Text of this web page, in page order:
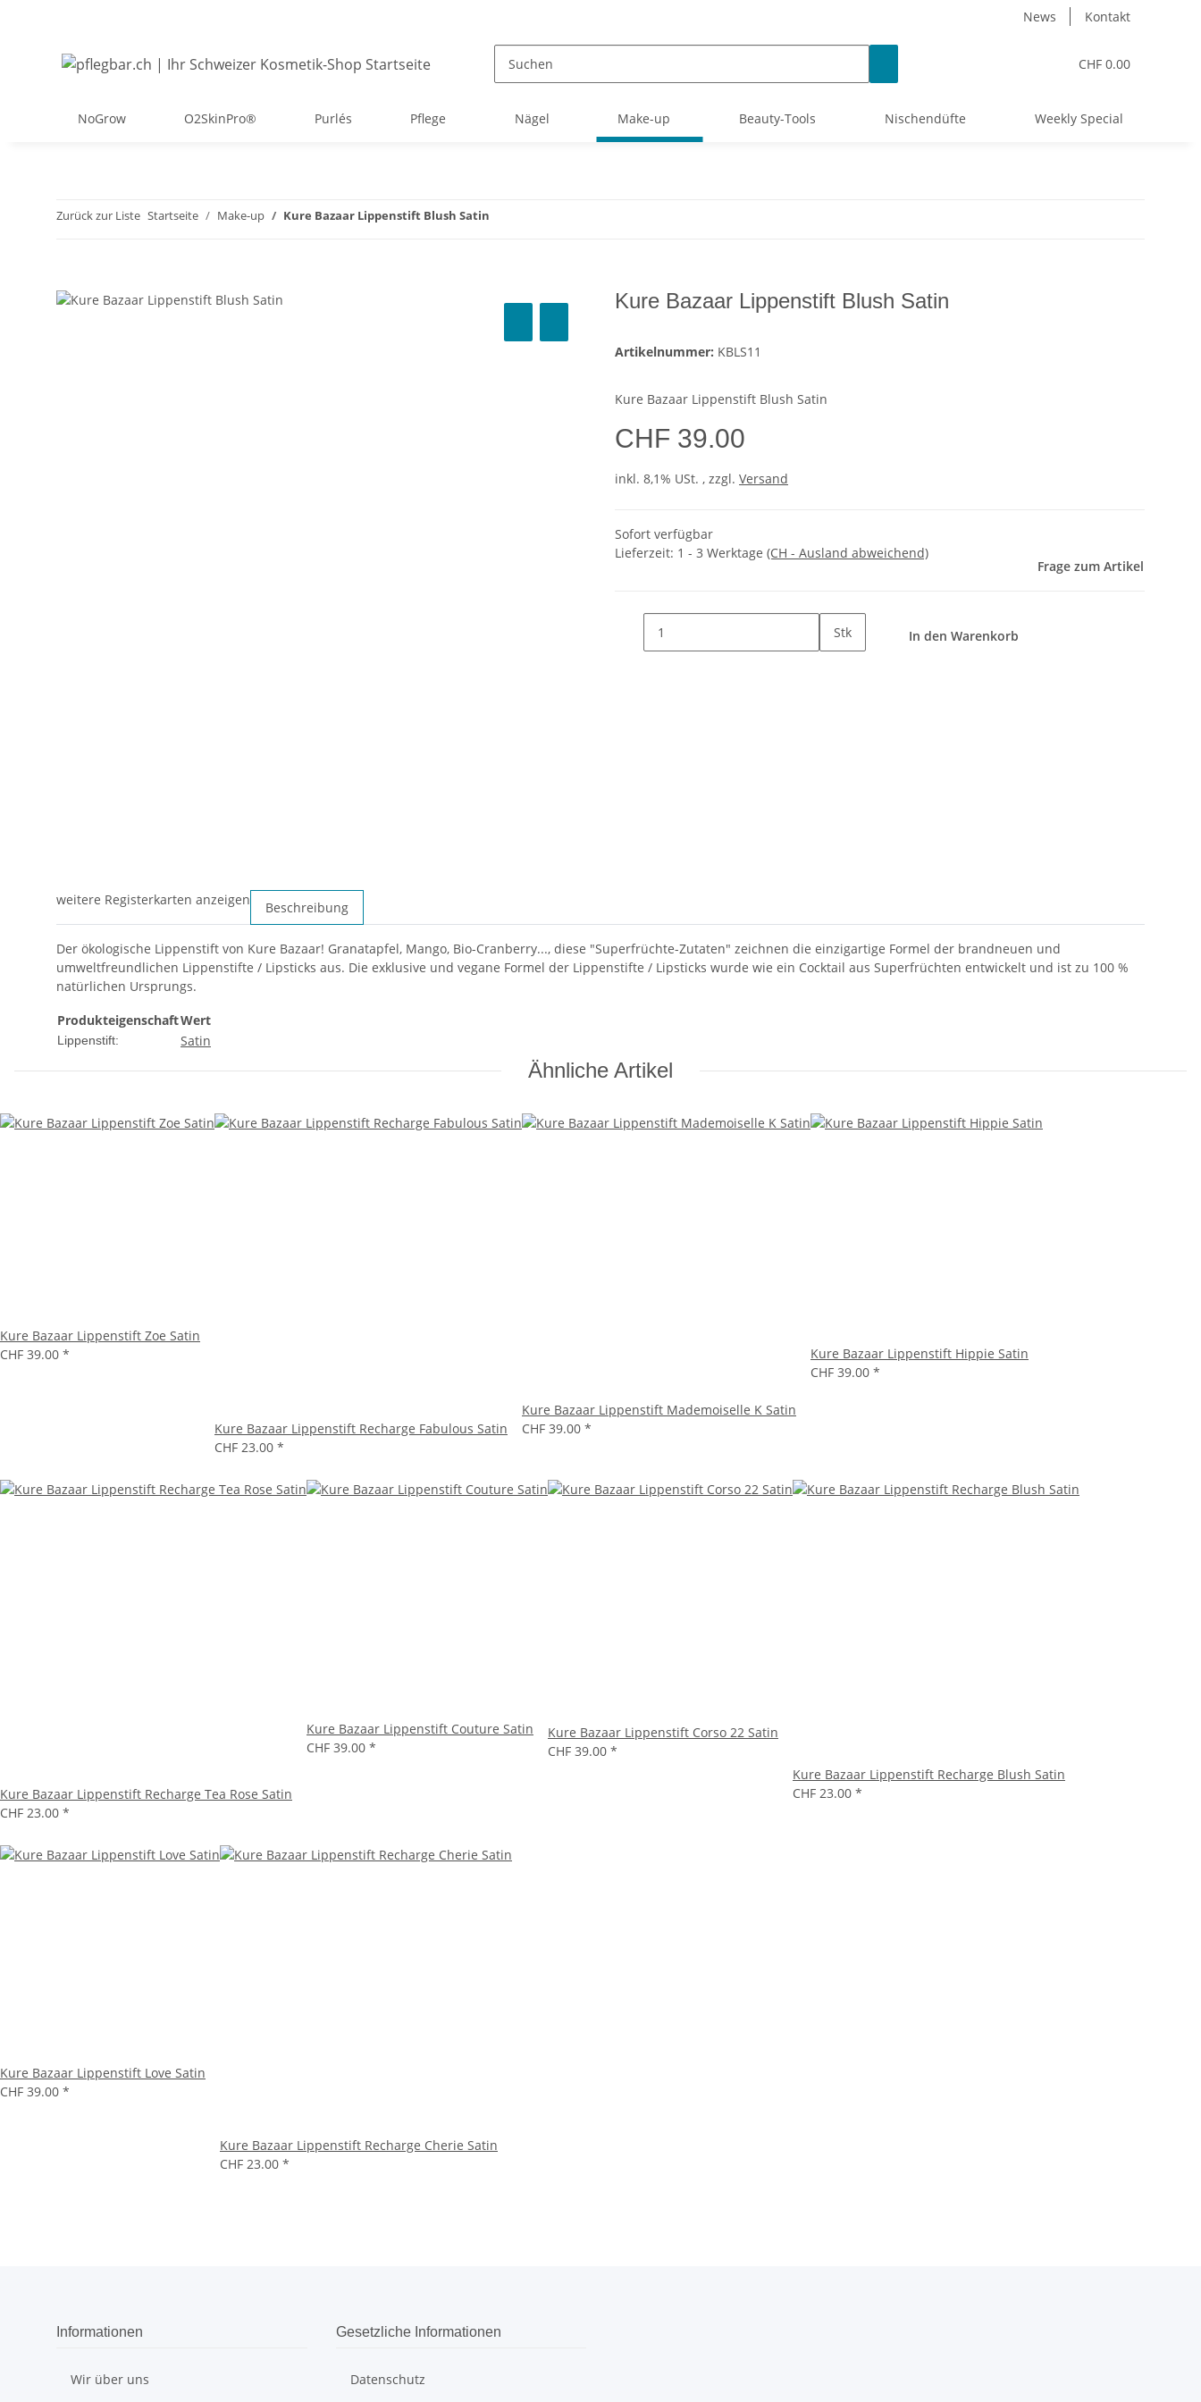
News Kontakt
CHF 0.00
NoGrow O2SkinPro® Purlés Pflege Nägel Make-up Beauty-Tools Nischendüfte Weekly Special
Zurück zur Liste Startseite Make-up Kure Bazaar Lippenstift Blush Satin
Kure Bazaar Lippenstift Blush Satin
Artikelnummer: KBLS11
Kure Bazaar Lippenstift Blush Satin
CHF 39.00
inkl. 8,1% USt. , zzgl. Versand
Sofort verfügbar
Lieferzeit: 1 - 3 Werktage (CH - Ausland abweichend)
Frage zum Artikel
Stk In den Warenkorb
weitere Registerkarten anzeigen Beschreibung
Der ökologische Lippenstift von Kure Bazaar! Granatapfel, Mango, Bio-Cranberry..., diese "Superfrüchte-Zutaten" zeichnen die einzigartige Formel der brandneuen und
umweltfreundlichen Lippenstifte / Lipsticks aus. Die exklusive und vegane Formel der Lippenstifte / Lipsticks wurde wie ein Cocktail aus Superfrüchten entwickelt und ist zu 100 %
natürlichen Ursprungs.
ProdukteigenschaftWert
Lippenstift: Satin
Ähnliche Artikel
Kure Bazaar Lippenstift Zoe Satin
CHF 39.00 *
Kure Bazaar Lippenstift Recharge Fabulous Satin
CHF 23.00 *
Kure Bazaar Lippenstift Mademoiselle K Satin
CHF 39.00 *
Kure Bazaar Lippenstift Hippie Satin
CHF 39.00 *
Kure Bazaar Lippenstift Recharge Tea Rose Satin
CHF 23.00 *
Kure Bazaar Lippenstift Couture Satin
CHF 39.00 *
Kure Bazaar Lippenstift Corso 22 Satin
CHF 39.00 *
Kure Bazaar Lippenstift Recharge Blush Satin
CHF 23.00 *
Kure Bazaar Lippenstift Love Satin
CHF 39.00 *
Kure Bazaar Lippenstift Recharge Cherie Satin
CHF 23.00 *
Informationen
Wir über uns
Gesetzliche Informationen
Datenschutz